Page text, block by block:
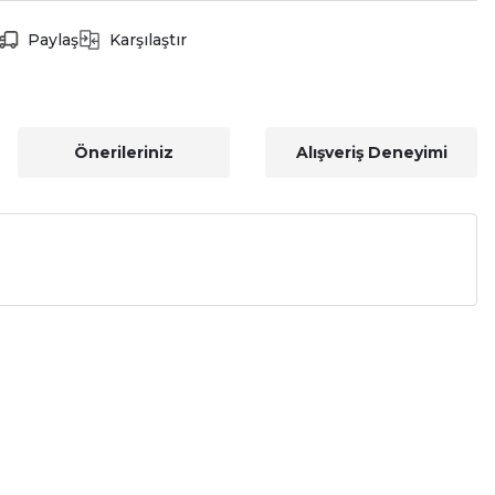
Paylaş Karşılaştır
Önerileriniz Alışveriş Deneyimi